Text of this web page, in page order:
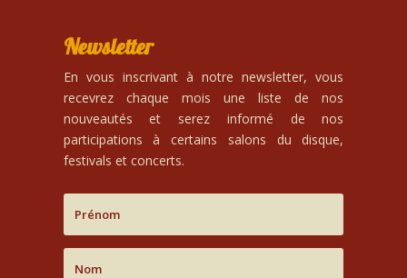
Newsletter
En vous inscrivant à notre newsletter, vous
recevrez chaque mois une liste de nos
nouveautés et serez informé de nos
participations à certains salons du disque,
festivals et concerts.